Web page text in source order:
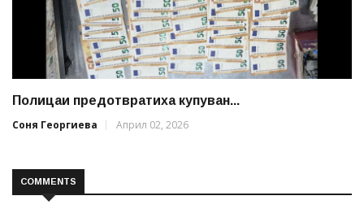
Полицаи предотвратиха купуван...
Соня Георгиева
Април 02, 2026
COMMENTS